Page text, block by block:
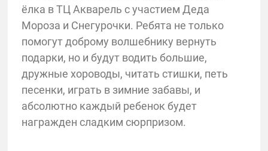
ёлка в ТЦ Акварель с участием Деда
Мороза и Снегурочки. Ребята не только
помогут доброму волшебнику вернуть
подарки, но и будут водить большие,
дружные хороводы, читать стишки, петь
песенки, играть в зимние забавы, и
абсолютно каждый ребенок будет
награжден сладким сюрпризом.